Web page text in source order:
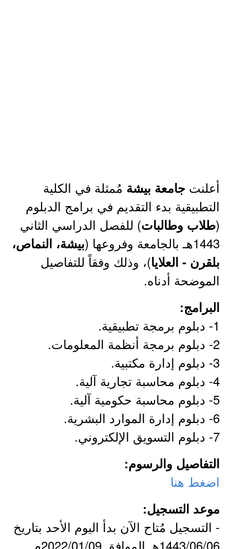
أعلنت جامعة بيشة مُمثلة في الكلية
التطبيقية بدء التقديم في برامج الدبلوم
(طلاب وطالبات) للفصل الدراسي الثاني
1443هـ بالجامعة وفروعها (
بيشة، النماص،
بلقرن - العلايا)، وذلك وفقاً للتفاصيل
الموضحة أدناه.
البرامج:
1- دبلوم برمجة تطبيقية.
2- دبلوم برمجة أنظمة المعلومات.
3- دبلوم إدارة مكتبية.
4- دبلوم محاسبة تجارية آلية.
5- دبلوم محاسبة حكومية آلية.
6- دبلوم إدارة الموارد البشرية.
7- دبلوم التسويق الإلكتروني.
التفاصيل والرسوم:
اضغط هنا
موعد التسجيل:
- التسجيل مُتاح الآن بدأ اليوم الأحد بتاريخ
1443/06/06هـ الموافق 2022/01/09م